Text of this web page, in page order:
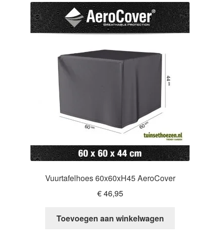
Vuurtafelhoes 60x60xH45 AeroCover
€46,95
Toevoegen aan winkelwagen